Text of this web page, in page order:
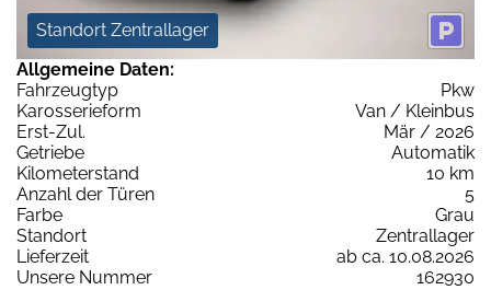
Standort Zentrallager
Allgemeine Daten:
Fahrzeugtyp
Pkw
Karosserieform
Van / Kleinbus
Erst-Zul.
Mär / 2026
Getriebe
Automatik
Kilometerstand
10 km
Anzahl der Türen
5
Farbe
Grau
Standort
Zentrallager
Lieferzeit
ab ca. 10.08.2026
Unsere Nummer
162930